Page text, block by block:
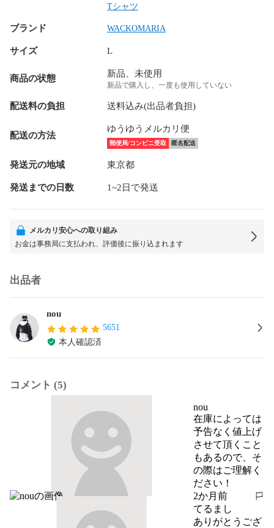
Tシャツ
ブランド WACKOMARIA
サイズ L
商品の状態 新品、未使用
新品で購入し、一度も使用していない
配送料の負担 送料込み(出品者負担)
配送の方法
ゆうゆうメルカリ便
郵便局/コンビニ受取 匿名配送
発送元の地域 東京都
発送までの日数 1~2日で発送
メルカリ安心への取り組み
お金は事務局に支払われ、評価後に振り込まれます
出品者
nou
5651
本人確認済
コメント (5)
nou
在庫によっては
予告なく値上げ
させて頂くこと
もあるので、そ
の際はご理解く
ださい！
2か月前
報告する
てるまし
ありがとうござ